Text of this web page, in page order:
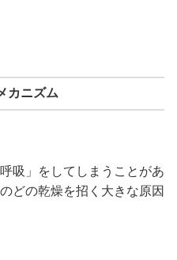
カニズム
吸」をしてしまうことがあ
どの乾燥を招く大きな原因